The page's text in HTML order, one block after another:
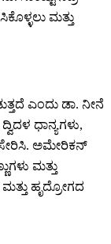
ಮತ್ತು
ಎಂದು ಡಾ. ನೀನೆ
ಧಾನ್ಯಗಳು,
ಅಮೇರಿಕನ್
ಮತ್ತು
ಹೃದ್ರೋಗದ